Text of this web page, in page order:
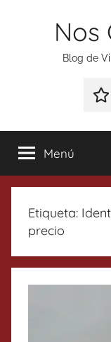
Nos
Blog de
Menú
Etiqueta:
precio